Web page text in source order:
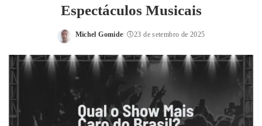
Espectáculos Musicais
Posted
Michel Gomide 23 de setembro de 2025